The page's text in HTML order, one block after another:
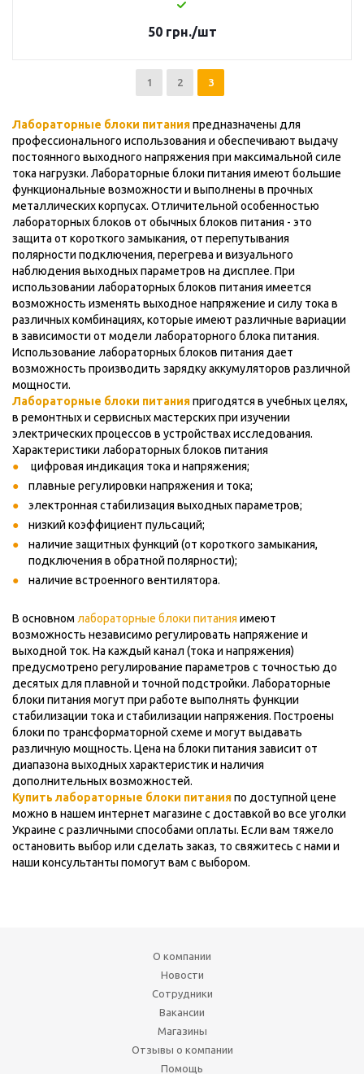
50 грн./шт
1 2 3
Лабораторные блоки питанияпредназначены для
профессионального использования и обеспечивают выдачу
постоянного выходного напряжения при максимальной силе
тока нагрузки. Лабораторные блоки питания имеют большие
функциональные возможности и выполнены в прочных
металлических корпусах. Отличительной особенностью
лабораторных блоков от обычных блоков питания - это
защита от короткого замыкания, от перепутывания
полярности подключения, перегрева и визуального
наблюдения выходных параметров на дисплее. При
использовании лабораторных блоков питания имеется
возможность изменять выходное напряжение и силу тока в
различных комбинациях, которые имеют различные вариации
в зависимости от модели лабораторного блока питания.
Использование лабораторных блоков питания дает
возможность производить зарядку аккумуляторов различной
мощности.
Лабораторные блоки питанияпригодятся в учебных целях,
в ремонтных и сервисных мастерских при изучении
электрических процессов в устройствах исследования.
Характеристики лабораторных блоков питания
цифровая индикация тока и напряжения;
плавные регулировки напряжения и тока;
электронная стабилизация выходных параметров;
низкий коэффициент пульсаций;
наличие защитных функций (от короткого замыкания,
подключения в обратной полярности);
наличие встроенного вентилятора.
В основном лабораторные блоки питания имеют
возможность независимо регулировать напряжение и
выходной ток. На каждый канал (тока и напряжения)
предусмотрено регулирование параметров с точностью до
десятых для плавной и точной подстройки. Лабораторные
блоки питания могут при работе выполнять функции
стабилизации тока и стабилизации напряжения. Построены
блоки по трансформаторной схеме и могут выдавать
различную мощность. Цена на блоки питания зависит от
диапазона выходных характеристик и наличия
дополнительных возможностей.
Купить лабораторные блоки питанияпо доступной цене
можно в нашем интернет магазине с доставкой во все уголки
Украине с различными способами оплаты. Если вам тяжело
остановить выбор или сделать заказ, то свяжитесь с нами и
наши консультанты помогут вам с выбором.
О компании
Новости
Сотрудники
Вакансии
Магазины
Отзывы о компании
Помощь